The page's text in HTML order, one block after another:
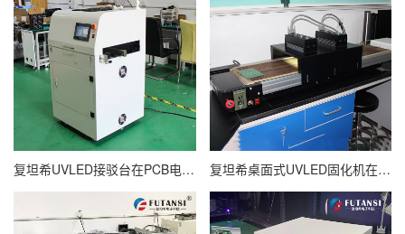
复坦希UVLED接驳台在PCB电路板批量生产中的应用案例 复坦希桌面式UVLED固化机在手机摄像头模组生产中的应用案例